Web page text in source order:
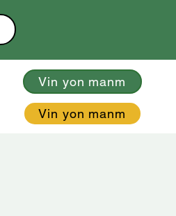
Vin yon manm
Vin yon manm